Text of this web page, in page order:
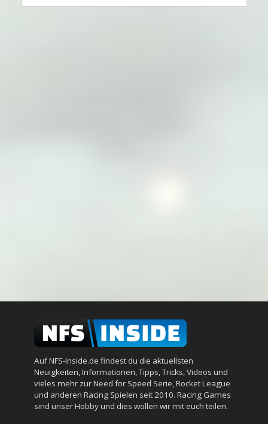
Auf NFS-Inside.de findest du die aktuellsten
Neuigkeiten, Informationen, Tipps, Tricks, Videos und
vieles mehr zur Need for Speed Serie, Rocket League
und anderen Racing Spielen seit 2010. Racing Games
sind unser Hobby und dies wollen wir mit euch teilen.